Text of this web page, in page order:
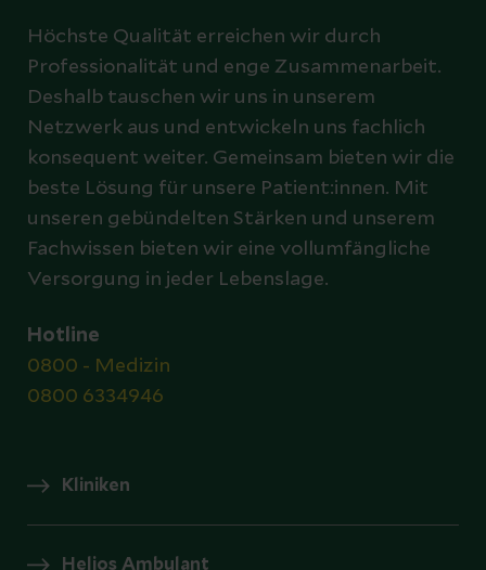
Höchste Qualität erreichen wir durch
Professionalität und enge Zusammenarbeit.
Deshalb tauschen wir uns in unserem
Netzwerk aus und entwickeln uns fachlich
konsequent weiter. Gemeinsam bieten wir die
beste Lösung für unsere Patient:innen. Mit
unseren gebündelten Stärken und unserem
Fachwissen bieten wir eine vollumfängliche
Versorgung in jeder Lebenslage.
Hotline
0800 - Medizin
0800 6334946
Kliniken
Helios Ambulant